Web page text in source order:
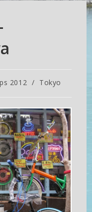
2012 / Tokyo